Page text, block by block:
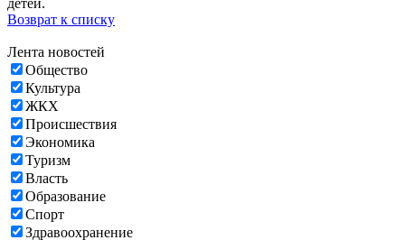
детей.
Возврат к списку
Лента новостей
Общество
Культура
ЖКХ
Происшествия
Экономика
Туризм
Власть
Образование
Спорт
Здравоохранение